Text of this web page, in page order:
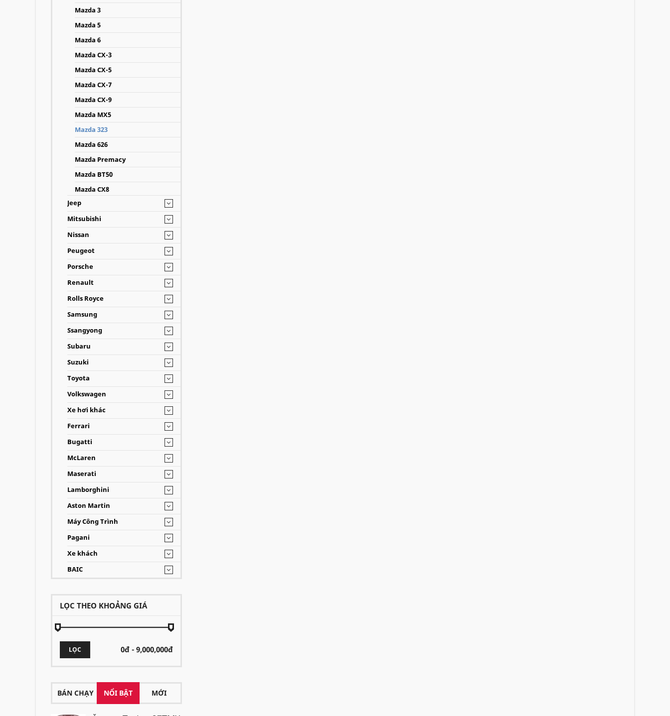
Mazda 3
Mazda 5
Mazda 6
Mazda CX-3
Mazda CX-5
Mazda CX-7
Mazda CX-9
Mazda MX5
Mazda 323
Mazda 626
Mazda Premacy
Mazda BT50
Mazda CX8
Jeep
Mitsubishi
Nissan
Peugeot
Porsche
Renault
Rolls Royce
Samsung
Ssangyong
Subaru
Suzuki
Toyota
Volkswagen
Xe hơi khác
Ferrari
Bugatti
McLaren
Maserati
Lamborghini
Aston Martin
Máy Công Trình
Pagani
Xe khách
BAIC
LỌC THEO KHOẢNG GIÁ
LỌC
BÁN CHẠY NỔI BẬT MỚI